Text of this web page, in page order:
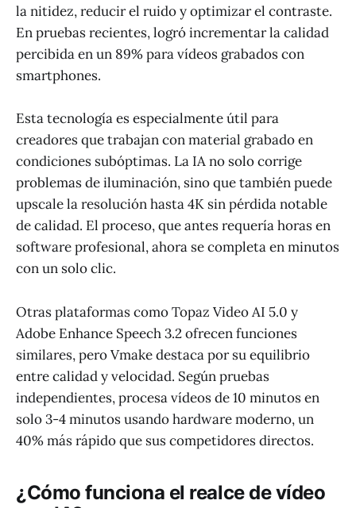
la nitidez, reducir el ruido y optimizar el contraste.
En pruebas recientes, logró incrementar la calidad
percibida en un 89% para vídeos grabados con
smartphones.
Esta tecnología es especialmente útil para
creadores que trabajan con material grabado en
condiciones subóptimas. La IA no solo corrige
problemas de iluminación, sino que también puede
upscale la resolución hasta 4K sin pérdida notable
de calidad. El proceso, que antes requería horas en
software profesional, ahora se completa en minutos
con un solo clic.
Otras plataformas como Topaz Video AI 5.0 y
Adobe Enhance Speech 3.2 ofrecen funciones
similares, pero Vmake destaca por su equilibrio
entre calidad y velocidad. Según pruebas
independientes, procesa vídeos de 10 minutos en
solo 3-4 minutos usando hardware moderno, un
40% más rápido que sus competidores directos.
¿Cómo funciona el realce de vídeo